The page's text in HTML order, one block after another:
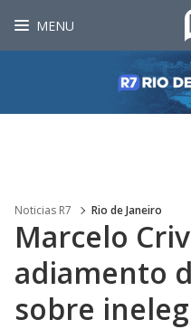
MENU
Noticias R7 Rio de Janeiro
Marcelo
adiamento
sobre